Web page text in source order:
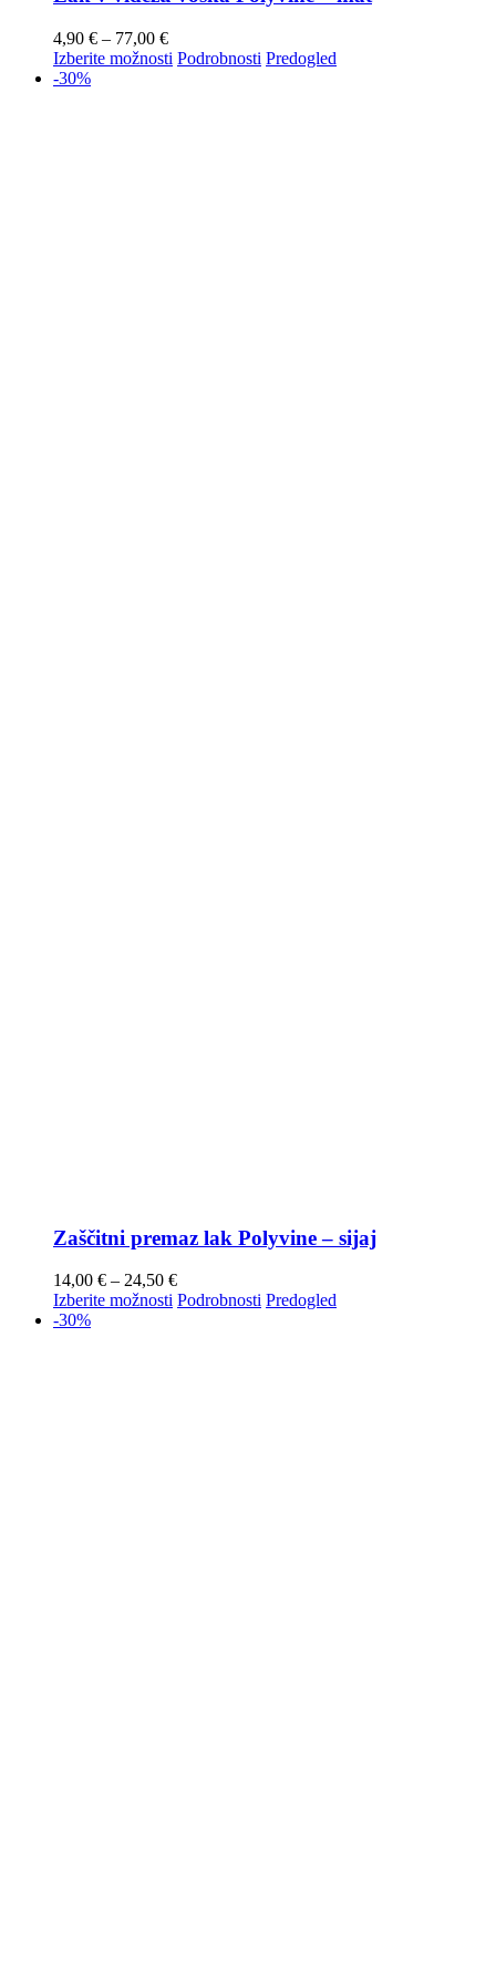
4,90 € – 77,00 €
Izberite možnosti Podrobnosti Predogled
-30%
Zaščitni premaz lak Polyvine – sijaj
14,00 € – 24,50 €
Izberite možnosti Podrobnosti Predogled
-30%